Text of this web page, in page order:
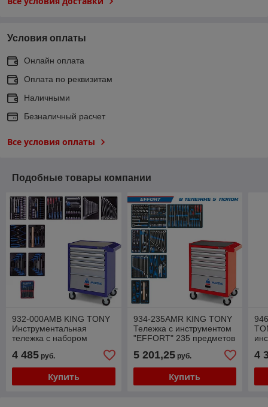
Условия оплаты
Онлайн оплата
Оплата по реквизитам
Наличными
Безналичный расчет
Все условия оплаты
Подобные товары компании
932-000AMB KING TONY
Инструментальная
тележка с набором
предмета KING TONY
932-000AMB
4 485 руб.
Купить
934-235AMR KING TONY
Тележка с инструментом
"EFFORT" 235 предметов
KING TONY 934-235AMR
5 201,25руб.
Купить
4